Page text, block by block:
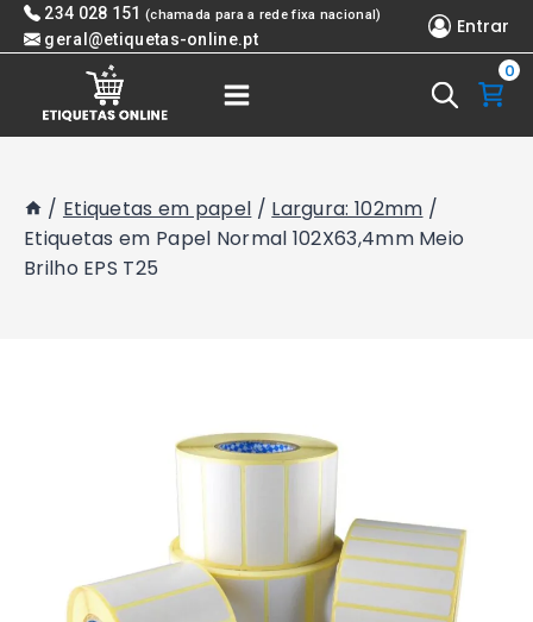
Skip 234 028 151 (chamada para a rede fixa nacional)
geral@etiquetas-online.pt
Entrar
0
/ Etiquetas em papel / Largura: 102mm /
Etiquetas em Papel Normal 102X63,4mm Meio
Brilho EPS T25